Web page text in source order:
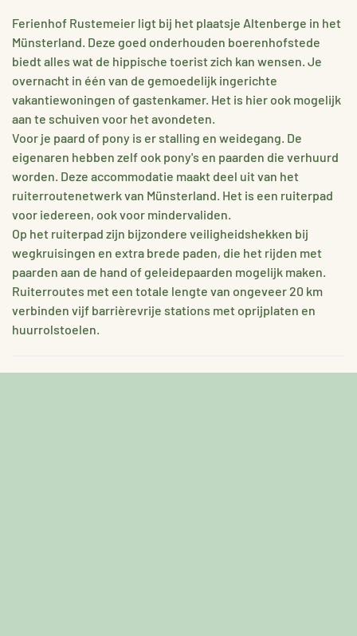
Ferienhof Rustemeier ligt bij het plaatsje Altenberge in het
Münsterland. Deze goed onderhouden boerenhofstede
biedt alles wat de hippische toerist zich kan wensen. Je
overnacht in één van de gemoedelijk ingerichte
vakantiewoningen of gastenkamer. Het is hier ook mogelijk
aan te schuiven voor het avondeten.
Voor je paard of pony is er stalling en weidegang. De
eigenaren hebben zelf ook pony's en paarden die verhuurd
worden. Deze accommodatie maakt deel uit van het
ruiterroutenetwerk van Münsterland. Het is een ruiterpad
voor iedereen, ook voor mindervaliden.
Op het ruiterpad zijn bijzondere veiligheidshekken bij
wegkruisingen en extra brede paden, die het rijden met
paarden aan de hand of geleidepaarden mogelijk maken.
Ruiterroutes met een totale lengte van ongeveer 20 km
verbinden vijf barrièrevrije stations met oprijplaten en
huurrolstoelen.